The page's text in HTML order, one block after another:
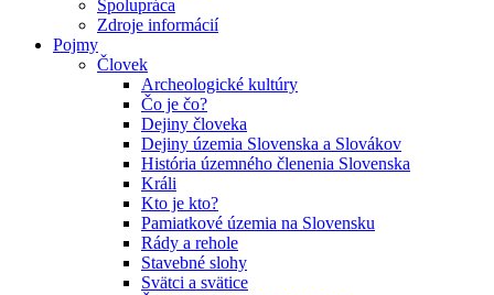
Spolupráca
Zdroje informácií
Pojmy
Človek
Archeologické kultúry
Čo je čo?
Dejiny človeka
Dejiny územia Slovenska a Slovákov
História územného členenia Slovenska
Králi
Kto je kto?
Pamiatkové územia na Slovensku
Rády a rehole
Stavebné slohy
Svätci a svätice